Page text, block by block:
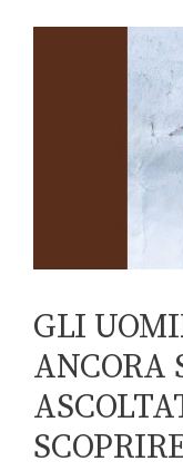
GLI
ANCORA